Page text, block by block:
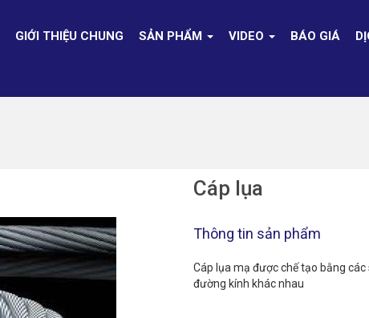
GIỚI THIỆU CHUNG SẢN PHẨM VIDEO BÁO GIÁ
Cáp lụa
Thông tin sản phẩm
Cáp lụa mạ được chế tạo bằng
đường kính khác nhau